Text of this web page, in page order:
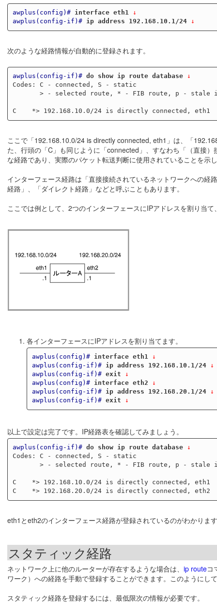
awplus(config)# interface eth1 ↓
awplus(config-if)#
ip address 192.168.10.1/24 ↓
次のような経路情報が自動的に登録されます。
awplus(config-if)# do show ip route database ↓
Codes: C - connected, S - static
ここで「192.168.10.0/24 is directly connected, eth1」は、「
た、行頭の「C」も同じように「connected」、すなわち「（直接
な経路であり、実際のパケット転送判断に使用されていることを示
インターフェース経路は「直接接続されているネットワークへの
経路」、「ダイレクト経路」などと呼ぶこともあります。
ここでは例として、2つのインターフェースにIPアドレスを割り当
各インターフェースにIPアドレスを割り当てます。
awplus(config)# interface eth1 ↓
awplus(config-if)#
ip address 192.168.10.1/24 ↓
awplus(config-if)# exit ↓
awplus(config)#
interface eth2 ↓
awplus(config-if)#
ip address 192.168.20.1/24 ↓
awplus(config-if)# exit ↓
以上で設定は完了です。IP経路表を確認してみましょう。
awplus(config-if)# do show ip route database ↓
Codes: C - connected, S - static
C    *> 192.168.10.0/24 is directly connected, eth1
eth1とeth2のインターフェース経路が登録されているのがわかりま
スタティック経路
ネットワーク上に他のルーターが存在するような場合は、 ip routeコ
ワーク）への経路を手動で登録することができます。このようにし
スタティック経路を登録するには、最低限次の情報が必要です。